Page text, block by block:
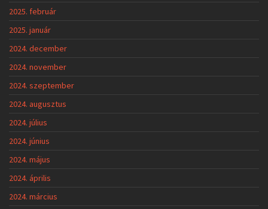
2025. február
2025. január
2024. december
2024. november
2024. szeptember
2024. augusztus
2024. július
2024. június
2024. május
2024. április
2024. március